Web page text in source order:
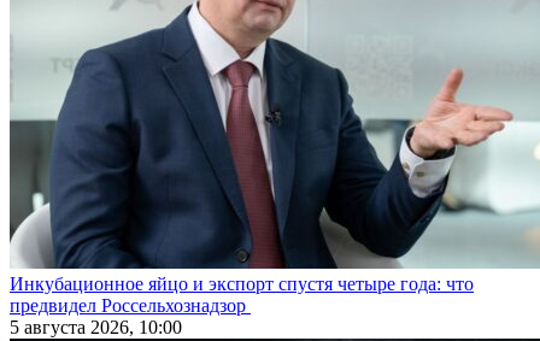
Инкубационное яйцо и экспорт спустя четыре года: что
предвидел Россельхознадзор
5 августа 2026, 10:00